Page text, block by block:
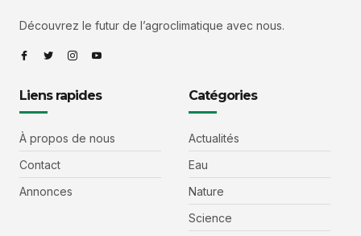
Découvrez le futur de l’agroclimatique avec nous.
Liens rapides
À propos de nous
Contact
Annonces
Catégories
Actualités
Eau
Nature
Science